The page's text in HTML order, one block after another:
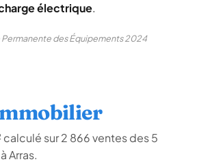
électrique.
Permanente des Équipements 2024
calculé sur 2 866 ventes des 5
Arras.